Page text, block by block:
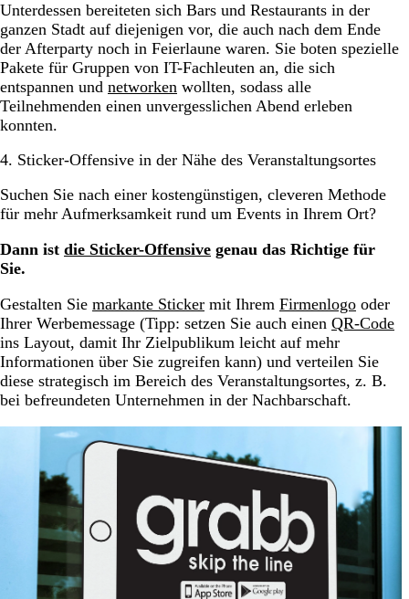
Unterdessen bereiteten sich Bars und Restaurants in der
ganzen Stadt auf diejenigen vor, die auch nach dem Ende
der Afterparty noch in Feierlaune waren. Sie boten spezielle
Pakete für Gruppen von IT-Fachleuten an, die sich
entspannen und networken wollten, sodass alle
Teilnehmenden einen unvergesslichen Abend erleben
konnten.
4. Sticker-Offensive in der Nähe des Veranstaltungsortes
Suchen Sie nach einer kostengünstigen, cleveren Methode
für mehr Aufmerksamkeit rund um Events in Ihrem Ort?
Dann ist die Sticker-Offensive genau das Richtige für
Sie.
Gestalten Sie markante Sticker mit Ihrem Firmenlogo oder
Ihrer Werbemessage (Tipp: setzen Sie auch einen QR-Code
ins Layout, damit Ihr Zielpublikum leicht auf mehr
Informationen über Sie zugreifen kann) und verteilen Sie
diese strategisch im Bereich des Veranstaltungsortes, z. B.
bei befreundeten Unternehmen in der Nachbarschaft.